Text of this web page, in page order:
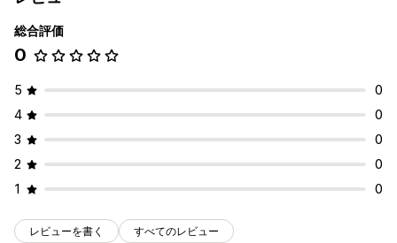
総合評価
0
5
0
4
0
3
0
2
0
1
0
レビューを書く すべてのレビュー